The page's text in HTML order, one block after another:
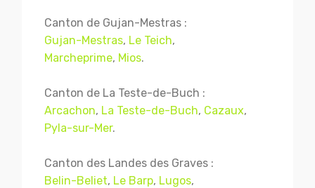
Canton de Gujan-Mestras :
Gujan-Mestras, Le Teich,
Marcheprime, Mios.
Canton de La Teste-de-Buch :
Arcachon, La Teste-de-Buch, Cazaux,
Pyla-sur-Mer.
Canton des Landes des Graves :
Belin-Beliet, Le Barp, Lugos,